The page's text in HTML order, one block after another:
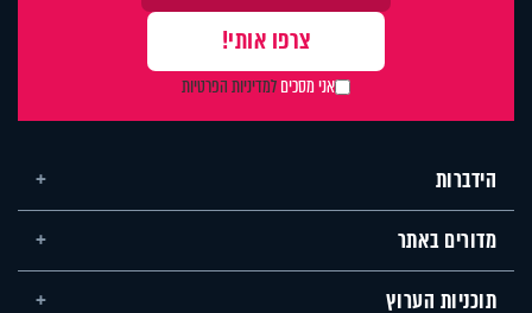
אני מסכיםלמדיניות הפרטיות
הידברות
מדורים באתר
תוכניות הערוץ